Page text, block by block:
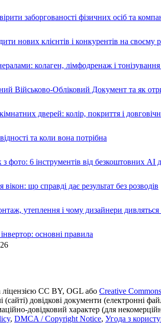
заборгованості фізичних осіб та
нових клієнтів і конкурентів на своєму
колаген, лімфодренаж і
Військово-Обліковий Документ та як
дверей: колір, покриття і
та коли вона потрібна
фото: 6 інструментів від безкоштовних AI
що справді дає результат без розводів
утеплення і чому дизайнери
основні правила
CC BY, OGL або Creative
(сайті) довідкові документи (електронні
довідковий характер (для
, DMCA / Copyright Notice, Угода з